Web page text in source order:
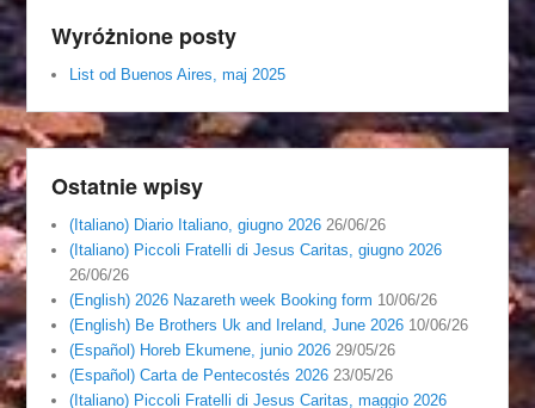
Wyróżnione posty
List od Buenos Aires, maj 2025
Ostatnie wpisy
(Italiano) Diario Italiano, giugno 2026 26/06/26
(Italiano) Piccoli Fratelli di Jesus Caritas, giugno 2026
26/06/26
(English) 2026 Nazareth week Booking form 10/06/26
(English) Be Brothers Uk and Ireland, June 2026 10/06/26
(Español) Horeb Ekumene, junio 2026 29/05/26
(Español) Carta de Pentecostés 2026 23/05/26
(Italiano) Piccoli Fratelli di Jesus Caritas, maggio 2026